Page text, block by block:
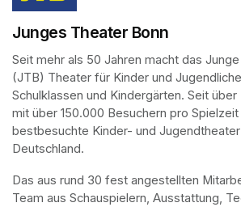
Junges Theater Bonn
Seit mehr als 50 Jahren macht das
(JTB) Theater für Kinder und
Schulklassen und Kindergärten. Seit
mit über 150.000 Besuchern pro
bestbesuchte Kinder- und Jugendtheater
Deutschland.
Das aus rund 30 fest angestellten
Team aus Schauspielern, Ausstattung,